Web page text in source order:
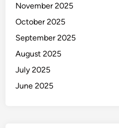
November 2025
October 2025
September 2025
August 2025
July 2025
June 2025